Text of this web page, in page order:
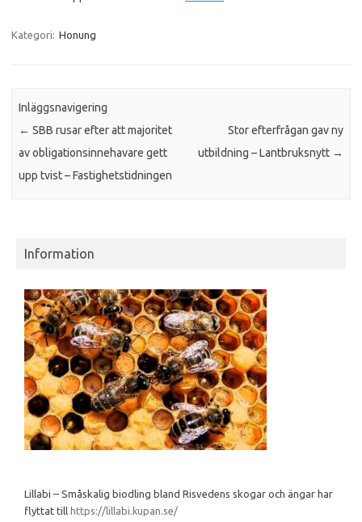
Kategori: Honung
Inläggsnavigering
← SBB rusar efter att majoritet
av obligationsinnehavare gett
upp tvist – Fastighetstidningen
Stor efterfrågan gav ny
utbildning – Lantbruksnytt →
Information
Lillabi – Småskalig biodling bland Risvedens skogar och ängar har
flyttat till https://lillabi.kupan.se/